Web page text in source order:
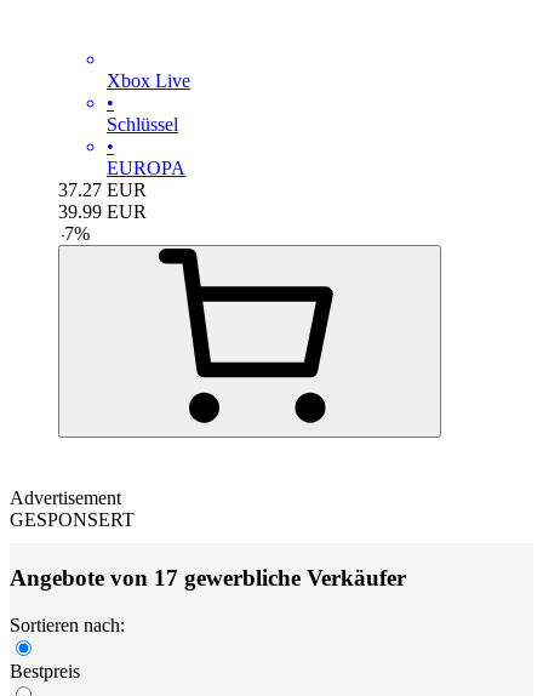
Xbox Live
•
Schlüssel
•
EUROPA
37.27 EUR
39.99 EUR
-7%
Advertisement
GESPONSERT
Angebote von 17 gewerbliche Verkäufer
Sortieren nach:
Bestpreis